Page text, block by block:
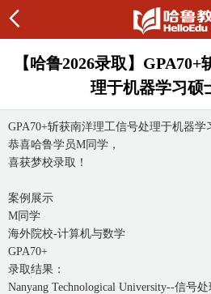
【哈鲁2026录取】
理于机器学习硕
GPA70+斩获南洋理工信号处理于机器学
恭喜哈鲁学员M同学，
喜获梦校录取！
案例展示
M同学
海外院校-计算机与数学
GPA70+
录取结果：
Nanyang Technological University--信号